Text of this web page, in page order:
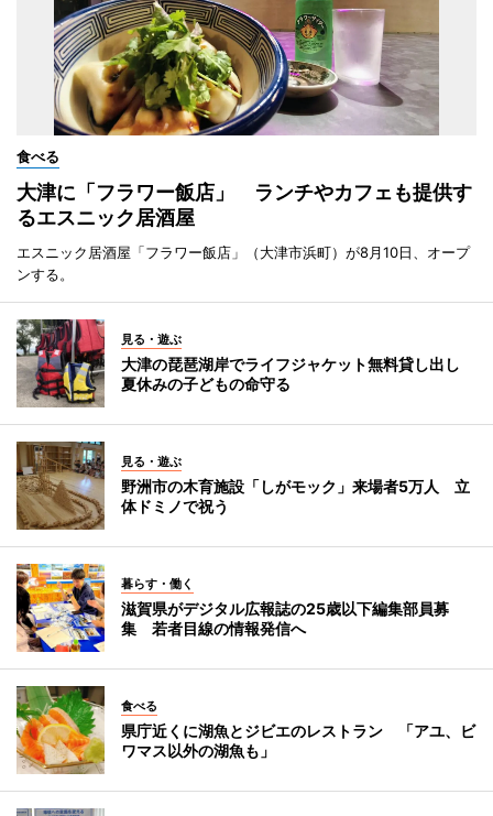
食べる
大津に「フラワー飯店」 ランチやカフェも提供す
るエスニック居酒屋
エスニック居酒屋「フラワー飯店」（大津市浜町）が8月10日、オープ
ンする。
見る・遊ぶ
大津の琵琶湖岸でライフジャケット無料貸し出し
夏休みの子どもの命守る
見る・遊ぶ
野洲市の木育施設「しがモック」来場者5万人 立
体ドミノで祝う
暮らす・働く
滋賀県がデジタル広報誌の25歳以下編集部員募
集 若者目線の情報発信へ
食べる
県庁近くに湖魚とジビエのレストラン 「アユ、ビ
ワマス以外の湖魚も」